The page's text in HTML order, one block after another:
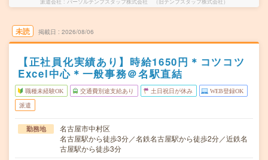
未読 掲載日 2026/08/06
【正社員化実績あり】時給1650円＊コツコツ
Excel中心＊一般事務＠名駅直結
職種未経験OK 交通費別途支給あり 土日祝日が休み WEB登録OK
派遣
勤務地
名古屋市中村区
名古屋駅から徒歩3分／名鉄名古屋駅から徒歩2分／近鉄名
古屋駅から徒歩3分